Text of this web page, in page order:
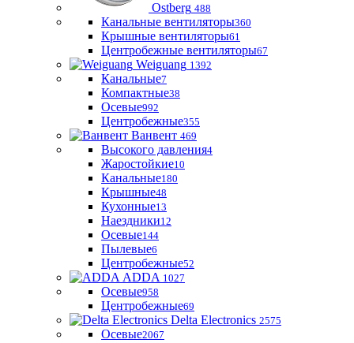
Ostberg 488
Канальные вентиляторы360
Крышные вентиляторы61
Центробежные вентиляторы67
Weiguang 1392
Канальные7
Компактные38
Осевые992
Центробежные355
Ванвент 469
Высокого давления4
Жаростойкие10
Канальные180
Крышные48
Кухонные13
Наездники12
Осевые144
Пылевые6
Центробежные52
ADDA 1027
Осевые958
Центробежные69
Delta Electronics 2575
Осевые2067